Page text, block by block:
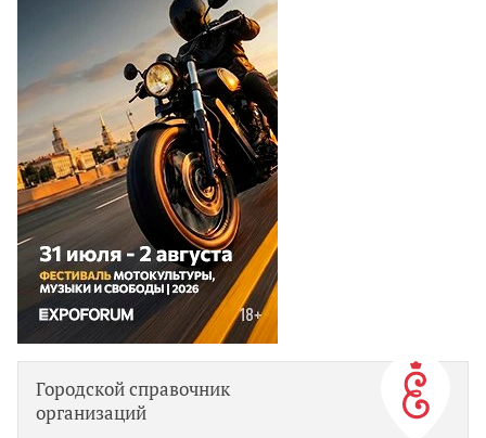
Городской справочник
организаций